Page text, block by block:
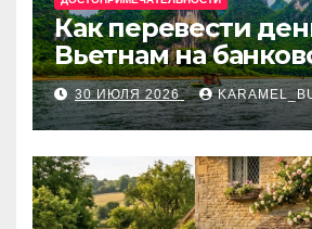
Как перевести
Вьетнам на
счёт: VietcomBank,
Techcombank и
банки
30 ИЮЛЯ 2026